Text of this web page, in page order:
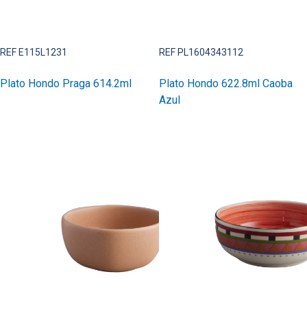
REF E115L1231
Plato Hondo Praga 614.2ml
REF PL1604343112
Plato Hondo 622.8ml Caoba
Azul